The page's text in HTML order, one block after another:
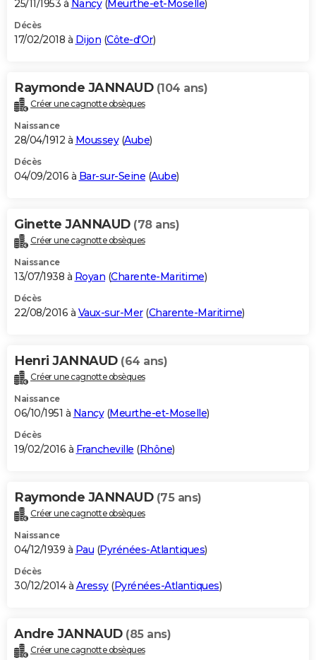
25/11/1953 à Nancy(Meurthe-et-Moselle)
Décès
17/02/2018 à Dijon (Côte-d'Or)
Raymonde JANNAUD (104 ans)
Créer une cagnotte obsèques
Naissance
28/04/1912 à Moussey(Aube)
Décès
04/09/2016 à Bar-sur-Seine (Aube)
Ginette JANNAUD (78 ans)
Créer une cagnotte obsèques
Naissance
13/07/1938 à Royan (Charente-Maritime)
Décès
22/08/2016 à Vaux-sur-Mer(Charente-Maritime)
Henri JANNAUD (64 ans)
Créer une cagnotte obsèques
Naissance
06/10/1951 à Nancy(Meurthe-et-Moselle)
Décès
19/02/2016 à Francheville (Rhône)
Raymonde JANNAUD (75 ans)
Créer une cagnotte obsèques
Naissance
04/12/1939 à Pau (Pyrénées-Atlantiques)
Décès
30/12/2014 à Aressy(Pyrénées-Atlantiques)
Andre JANNAUD (85 ans)
Créer une cagnotte obsèques